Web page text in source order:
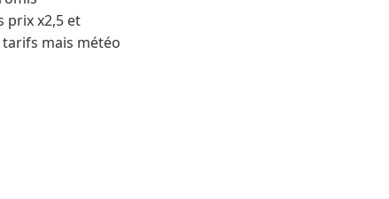
prix x2,5 et
tarifs mais météo